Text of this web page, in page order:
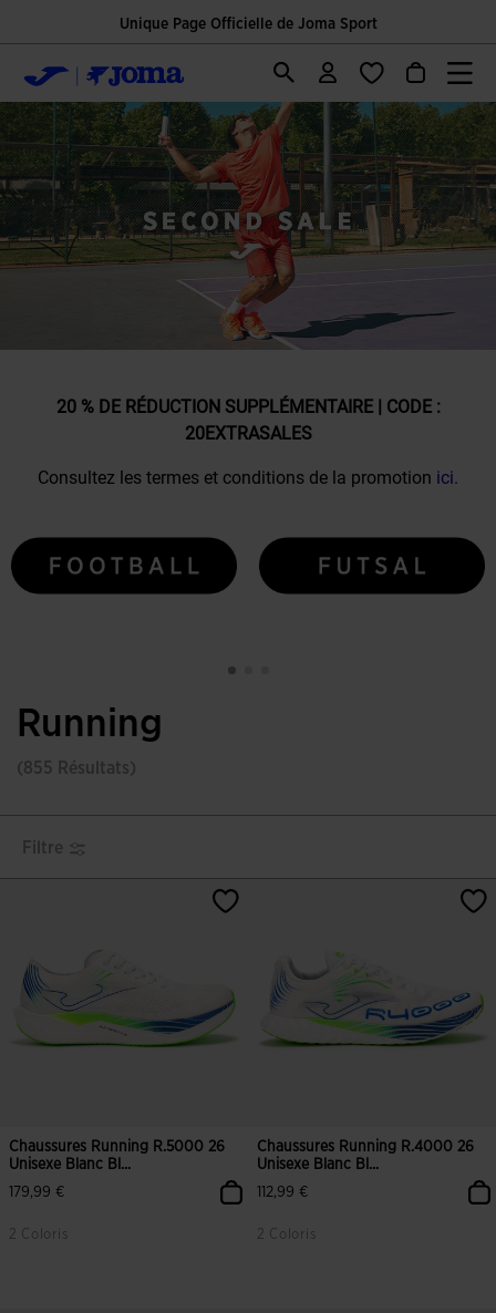
Unique Page Officielle de Joma Sport
20 % DE RÉDUCTION SUPPLÉMENTAIRE | CODE :
20EXTRASALES
Consultez les termes et conditions de la promotion ici.
Running
(855 Résultats)
Filtre
Chaussures Running R.5000 26
Unisexe Blanc Bl...
179,99 €
2 Coloris
Chaussures Running R.4000 26
Unisexe Blanc Bl...
112,99 €
2 Coloris